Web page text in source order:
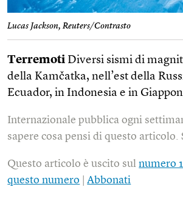
Lucas Jackson, Reuters/Contrasto
Terremoti Diversi sismi di
della Kamčatka, nell’est della
Ecuador, in Indonesia e in
Internazionale pubblica ogni
sapere cosa pensi di questo
Questo articolo è uscito sulnumero
questo numero |Abbonati